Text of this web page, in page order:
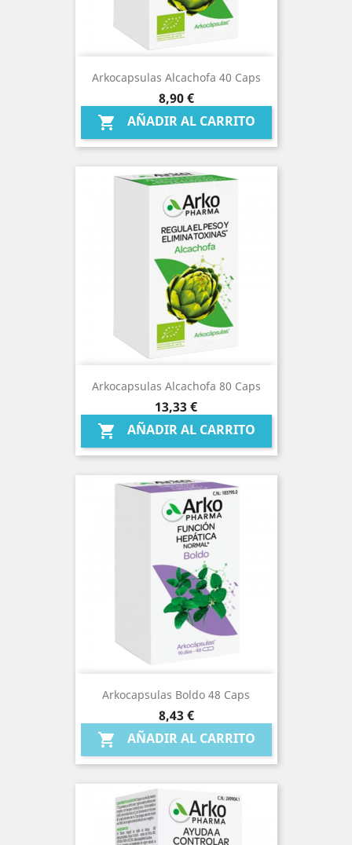
Arkocapsulas Alcachofa 40 Caps
Precio
8,90 €
 AÑADIR AL CARRITO
Arkocapsulas Alcachofa 80 Caps
Precio
13,33 €
 AÑADIR AL CARRITO
Arkocapsulas Boldo 48 Caps
Precio
8,43 €
 AÑADIR AL CARRITO